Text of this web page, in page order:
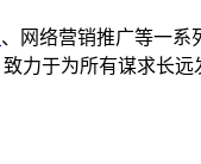
、网络营销推广等一系
力于为所有谋求长远